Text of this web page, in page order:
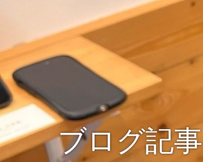
ブログ記事